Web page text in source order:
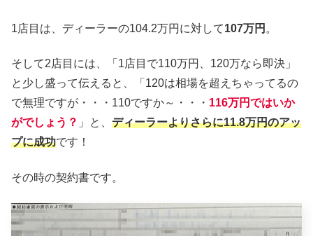
1店目は、ディーラーの104.2万円に対して107万円 。
そして2店目には、「1店目で110万円、120万なら即決」
と少し盛って伝えると、「120は相場を超えちゃってるの
で無理ですが・・・110ですか～・・・ 116万円ではいか
がでしょう？ 」と、 ディーラーよりさらに11.8万円のアッ
プに成功です！
その時の契約書です。